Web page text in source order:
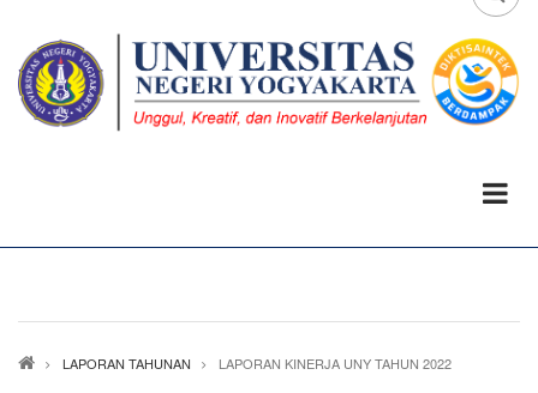
FA
Breadcrumb
LAPORAN TAHUNAN LAPORAN KINERJA UNY TAHUN 2022